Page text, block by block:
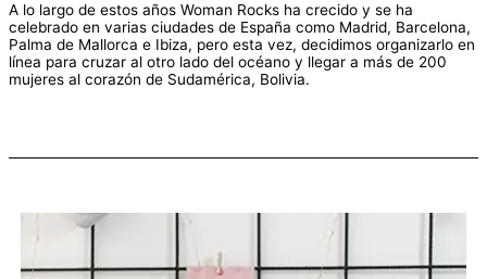
A lo largo de estos años Woman Rocks ha crecido y se ha
celebrado en varias ciudades de España como Madrid, Barcelona,
Palma de Mallorca e Ibiza, pero esta vez, decidimos organizarlo en
línea para cruzar al otro lado del océano y llegar a más de 200
mujeres al corazón de Sudamérica, Bolivia.